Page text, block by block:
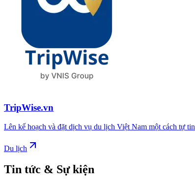
TripWise.vn
Lên kế hoạch và đặt dịch vụ du lịch Việt Nam một cách tự tin
Du lịch
Tin tức & Sự kiện